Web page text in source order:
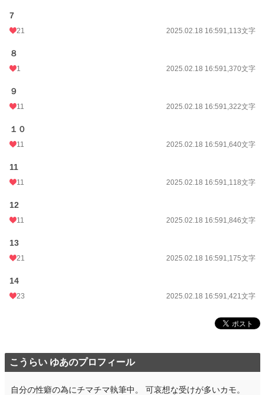
7
21 2025.02.18 16:591,113文字
８
1 2025.02.18 16:591,370文字
９
11 2025.02.18 16:591,322文字
１０
11 2025.02.18 16:591,640文字
11
11 2025.02.18 16:591,118文字
12
11 2025.02.18 16:591,846文字
13
21 2025.02.18 16:591,175文字
14
23 2025.02.18 16:591,421文字
こうらい ゆあのプロフィール
自分の性癖の為にチマチマ執筆中。 可哀想な受けが多いカモ。